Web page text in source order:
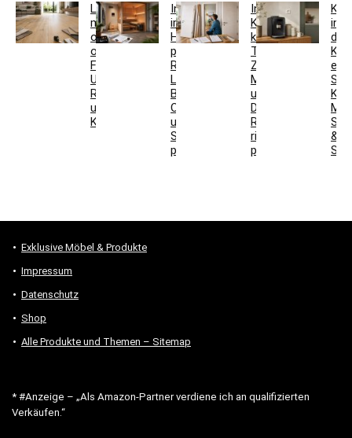
Laminat
mit
oder
ohne
Fase:
Unterschiede,
Raumwirkung
und
Kaufentscheidung
Innensauna
im
Haus
planen:
Raum,
Lüftung,
Boden,
Ofen
und
Stromanschluss
prüfen
Innentür-
Komplettset
kaufen:
Türblatt,
Zarge,
Maße
und
DIN-
Richtung
richtig
prüfen
in
der
&
Exklusive Möbel & Produkte
Impressum
Datenschutz
Shop
Alle Produkte und Themen – Sitemap
* #Anzeige – „Als Amazon-Partner verdiene ich an qualifizierten
Verkäufen.“